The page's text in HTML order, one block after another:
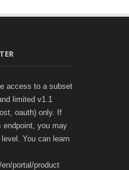
access to a subset
limited v1.1
oauth) only. If
endpoint, you may
You can learn
portal/product